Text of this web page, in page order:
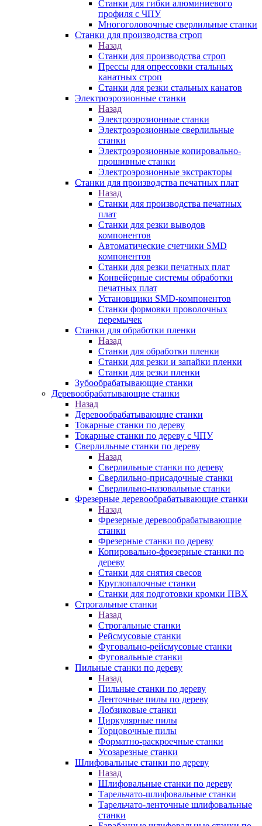
Станки для гибки алюминиевого
профиля с ЧПУ
Многоголовочные сверлильные станки
Станки для производства строп
Назад
Станки для производства строп
Прессы для опрессовки стальных
канатных строп
Станки для резки стальных канатов
Электроэрозионные станки
Назад
Электроэрозионные станки
Электроэрозионные сверлильные
станки
Электроэрозионные копировально-
прошивные станки
Электроэрозионные экстракторы
Станки для производства печатных плат
Назад
Станки для производства печатных
плат
Станки для резки выводов
компонентов
Автоматические счетчики SMD
компонентов
Станки для резки печатных плат
Конвейерные системы обработки
печатных плат
Установщики SMD-компонентов
Станки формовки проволочных
перемычек
Станки для обработки пленки
Назад
Станки для обработки пленки
Станки для резки и запайки пленки
Станки для резки пленки
Зубообрабатывающие станки
Деревообрабатывающие станки
Назад
Деревообрабатывающие станки
Токарные станки по дереву
Токарные станки по дереву с ЧПУ
Сверлильные станки по дереву
Назад
Сверлильные станки по дереву
Сверлильно-присадочные станки
Сверлильно-пазовальные станки
Фрезерные деревообрабатывающие станки
Назад
Фрезерные деревообрабатывающие
станки
Фрезерные станки по дереву
Копировально-фрезерные станки по
дереву
Станки для снятия свесов
Круглопалочные станки
Станки для подготовки кромки ПВХ
Строгальные станки
Назад
Строгальные станки
Рейсмусовые станки
Фуговально-рейсмусовые станки
Фуговальные станки
Пильные станки по дереву
Назад
Пильные станки по дереву
Ленточные пилы по дереву
Лобзиковые станки
Циркулярные пилы
Торцовочные пилы
Форматно-раскроечные станки
Усозарезные станки
Шлифовальные станки по дереву
Назад
Шлифовальные станки по дереву
Тарельчато-шлифовальные станки
Тарельчато-ленточные шлифовальные
станки